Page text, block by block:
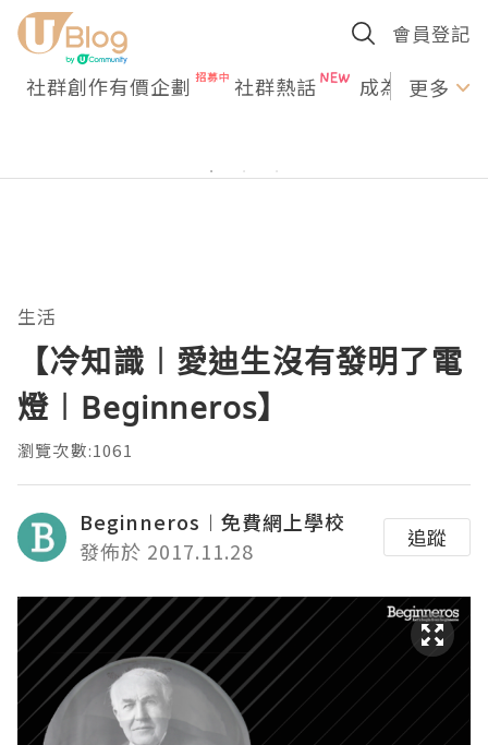
會員登記
社群創作有價企劃 社群熱話 成為U更多
生活
【冷知識︱愛迪生沒有發明了電
燈︱Beginneros】
瀏覽次數:1061
Beginneros︱免費網上學校
發佈於 2017.11.28
追蹤